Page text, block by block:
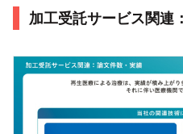
加工受託サービス関連